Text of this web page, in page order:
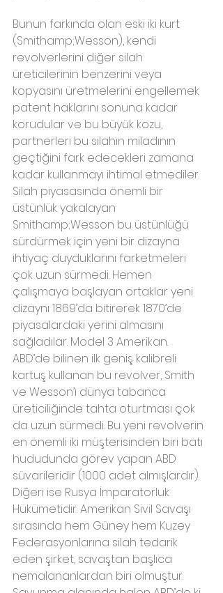
Bunun farkında olan eski iki kurt
(Smithamp;Wesson), kendi
revolverlerini diğer silah
üreticilerinin benzerini veya
kopyasını üretmelerini engellemek
patent haklarını sonuna kadar
korudular ve bu büyük kozu,
partnerleri bu silahın miladının
geçtiğini fark edecekleri zamana
kadar kullanmayı ihtimal etmediler.
Silah piyasasında önemli bir
üstünlük yakalayan
Smithamp;Wesson bu üstünlüğü
sürdürmek için yeni bir dizayna
ihtiyaç duyduklarını farketmeleri
çok uzun sürmedi. Hemen
çalışmaya başlayan ortaklar yeni
dizaynı 1869’da bitirerek 1870’de
piyasalardaki yerini almasını
sağladılar. Model 3 Amerikan.
ABD’de bilinen ilk geniş kalibreli
kartuş kullanan bu revolver, Smith
ve Wesson’ı dünya tabanca
üreticiliğinde tahta oturtması çok
da uzun sürmedi. Bu yeni revolverin
en önemli iki müşterisinden biri batı
hududunda görev yapan ABD
süvarileridir (1000 adet almışlardır).
Diğeri ise Rusya İmparatorluk
Hükümetidir. Amerikan Sivil Savaşı
sırasında hem Güney hem Kuzey
Federasyonlarına silah tedarik
eden şirket, savaştan başlıca
nemalananlardan biri olmuştur.